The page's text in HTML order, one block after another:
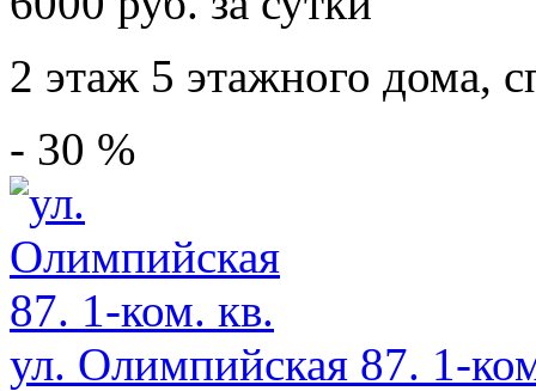
2 этаж 5 этажного дома,
- 30 %
ул. Олимпийская 87. 1-